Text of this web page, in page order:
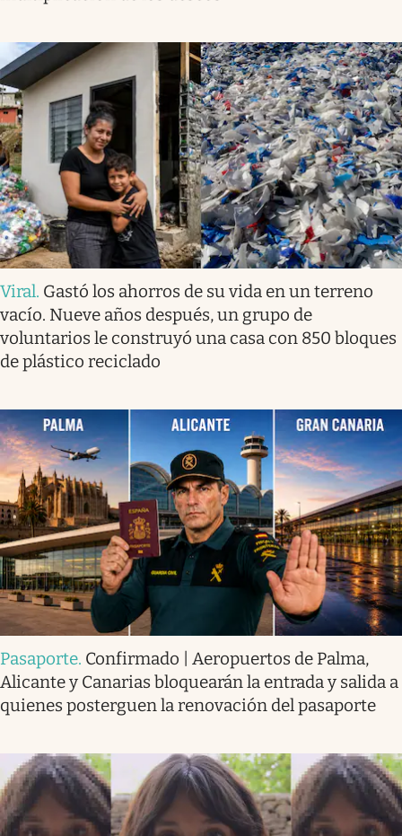
Viral. Gastó los ahorros de su vida en un terreno
vacío. Nueve años después, un grupo de
voluntarios le construyó una casa con 850 bloques
de plástico reciclado
Pasaporte. Confirmado | Aeropuertos de Palma,
Alicante y Canarias bloquearán la entrada y salida a
quienes posterguen la renovación del pasaporte